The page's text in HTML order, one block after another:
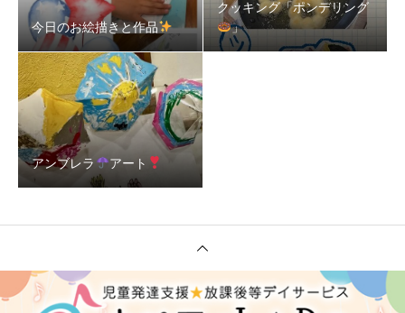
今日のお絵描きと作品
クッキング「ポンデリング
」
アンブレラ アート